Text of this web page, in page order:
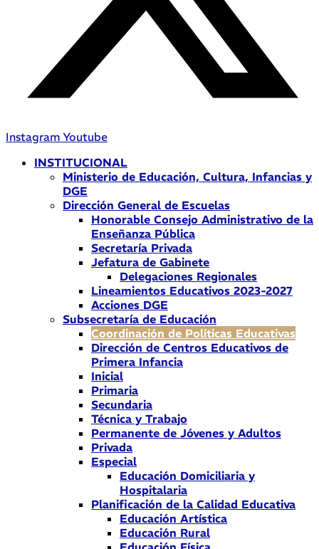
Instagram Youtube
INSTITUCIONAL
Ministerio de Educación, Cultura, Infancias y
DGE
Dirección General de Escuelas
Honorable Consejo Administrativo de la
Enseñanza Pública
Secretaría Privada
Jefatura de Gabinete
Delegaciones Regionales
Lineamientos Educativos 2023-2027
Acciones DGE
Subsecretaría de Educación
Coordinación de Políticas Educativas
Dirección de Centros Educativos de
Primera Infancia
Inicial
Primaria
Secundaria
Técnica y Trabajo
Permanente de Jóvenes y Adultos
Privada
Especial
Educación Domiciliaria y
Hospitalaria
Planificación de la Calidad Educativa
Educación Artística
Educación Rural